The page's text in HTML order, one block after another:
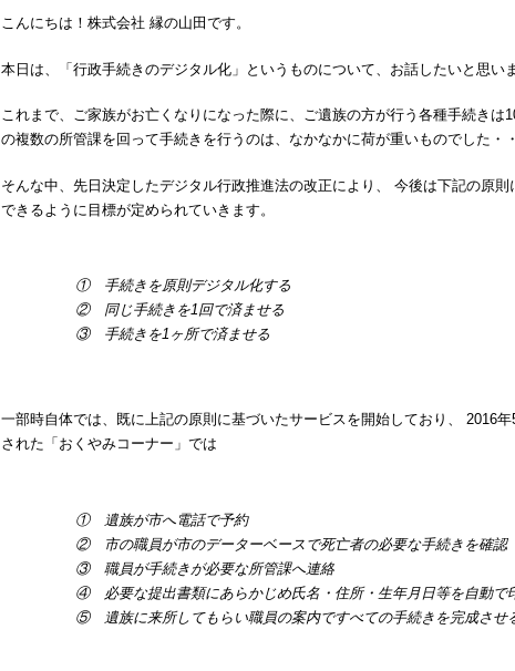
こんにちは！株式会社 縁の山田です。
本日は、「行政手続きのデジタル化」というものについて、お話したいと思いま
これまで、ご家族がお亡くなりになった際に、ご遺族の方が行う各種手続きは
の複数の所管課を回って手続きを行うのは、なかなかに荷が重いものでした・・
そんな中、先日決定したデジタル行政推進法の改正により、 今後は下記の原
できるように目標が定められていきます。
① 手続きを原則デジタル化する
② 同じ手続きを1回で済ませる
③ 手続きを1ヶ所で済ませる
一部時自体では、既に上記の原則に基づいたサービスを開始しており、 2016
された「おくやみコーナー」では
① 遺族が市へ電話で予約
② 市の職員が市のデーターベースで死亡者の必要な手続きを確
③ 職員が手続きが必要な所管課へ連絡
④ 必要な提出書類にあらかじめ氏名・住所・生年月日等を自動
⑤ 遺族に来所してもらい職員の案内ですべての手続きを完成させ